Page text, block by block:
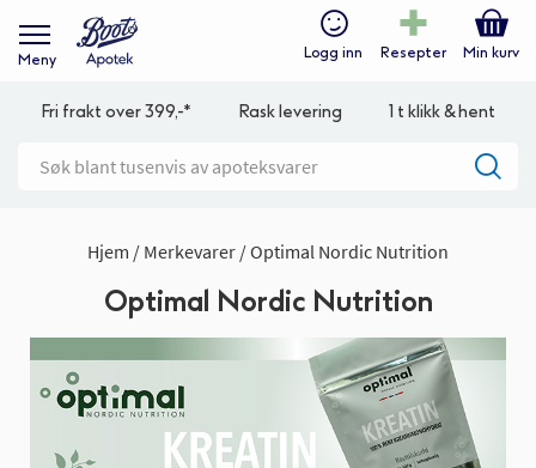
Meny Logg inn Resepter Min kurv
Fri frakt over 399,-* Rask levering 1 t klikk & hent
Hjem Merkevarer Optimal Nordic Nutrition
Optimal Nordic Nutrition